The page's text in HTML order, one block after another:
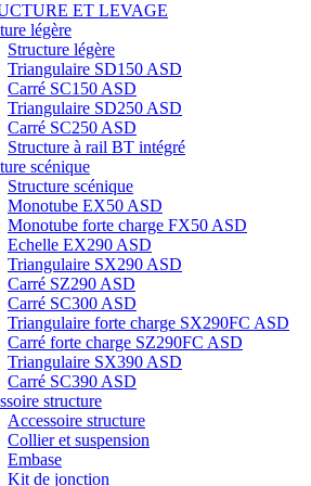
ET LEVAGE
légère
Structure légère
Triangulaire SD150 ASD
Carré SC150 ASD
Triangulaire SD250 ASD
Carré SC250 ASD
Structure à rail BT intégré
scénique
Structure scénique
Monotube EX50 ASD
Monotube forte charge FX50 ASD
Echelle EX290 ASD
Triangulaire SX290 ASD
Carré SZ290 ASD
Carré SC300 ASD
Triangulaire forte charge SX290FC ASD
Carré forte charge SZ290FC ASD
Triangulaire SX390 ASD
Carré SC390 ASD
structure
Accessoire structure
Collier et suspension
Embase
Kit de jonction